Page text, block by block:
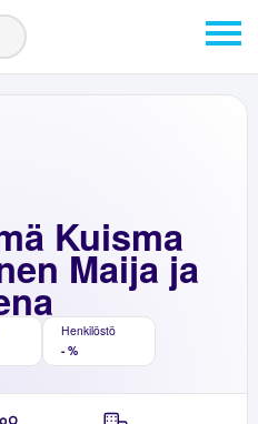
Kuisma
Maija ja
Henkilöstö
- %